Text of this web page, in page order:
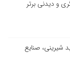
شیرینی، صنایع